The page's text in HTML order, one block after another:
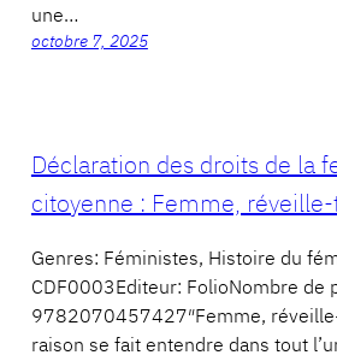
une…
octobre 7, 2025
Déclaration des droits de la
citoyenne : Femme,
Genres: Féministes, Histoire du
CDF0003Editeur: FolioNombre de
9782070457427″Femme,
raison se fait entendre dans tout